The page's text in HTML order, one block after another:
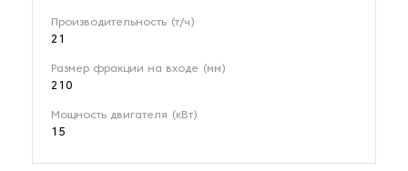
Производительность (т/ч)
21
Размер фракции на входе (мм)
210
Мощность двигателя (кВт)
15